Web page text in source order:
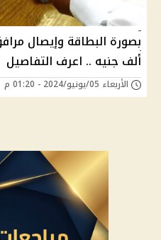
ألف جنيه .. اعرف التفاصيل
الأربعاء 05/يونيو/2024 - 01:20 م